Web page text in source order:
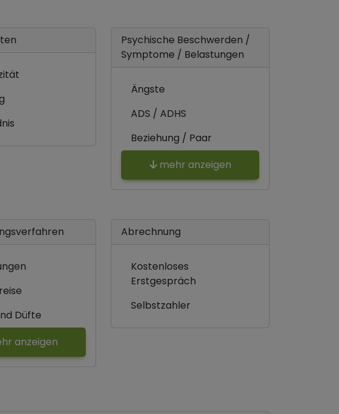
Psychische Beschwerden /
Symptome / Belastungen
Ängste
ADS / ADHS
Beziehung / Paar
mehr anzeigen
Düfte
anzeigen
Abrechnung
Kostenloses
Erstgespräch
Selbstzahler